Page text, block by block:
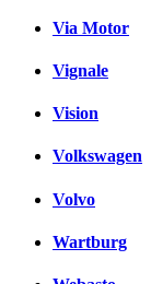
Via Motor
Vignale
Vision
Volkswagen
Volvo
Wartburg